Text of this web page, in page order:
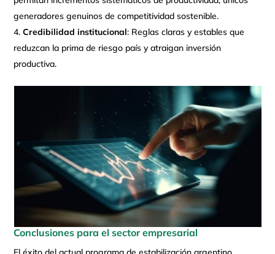
generadores genuinos de competitividad sostenible.
Credibilidad institucional: Reglas claras y estables que
reduzcan la prima de riesgo país y atraigan inversión
productiva.
Conclusiones para el sector empresarial